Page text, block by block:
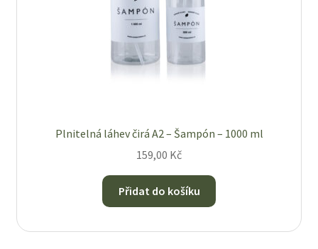
Plnitelná láhev čirá A2 – Šampón – 1000 ml
159,00 Kč
Přidat do košíku